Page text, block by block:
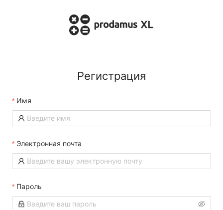
Регистрация
Имя
Электронная почта
Пароль